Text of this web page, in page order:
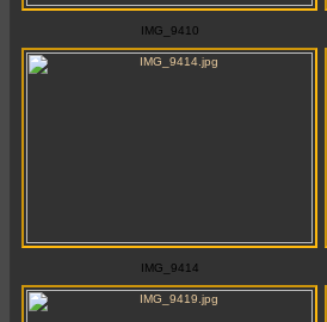
IMG_9410
IMG_9414